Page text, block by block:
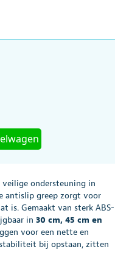
ondersteuning in
antislip greep zorgt voor
is. Gemaakt van sterk ABS-
in 30 cm, 45 cm en
voor een nette en
bij opstaan, zitten